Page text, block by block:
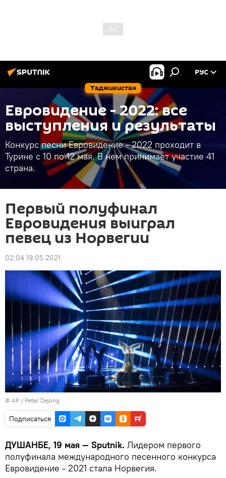
Таджикистан
РУС
Евровидение - 2022: все
выступления и результаты
Конкурс песни Евровидение - 2022 проходит в
Турине с 10 по 12 мая. В нем принимает участие 41
страна.
Первый полуфинал
Евровидения выиграл
певец из Норвегии
02:04 19.05.2021
© AP / Peter Dejong
Подписаться
ДУШАНБЕ, 19 мая — Sputnik. Лидером первого
полуфинала международного песенного конкурса
Евровидение - 2021 стала Норвегия.